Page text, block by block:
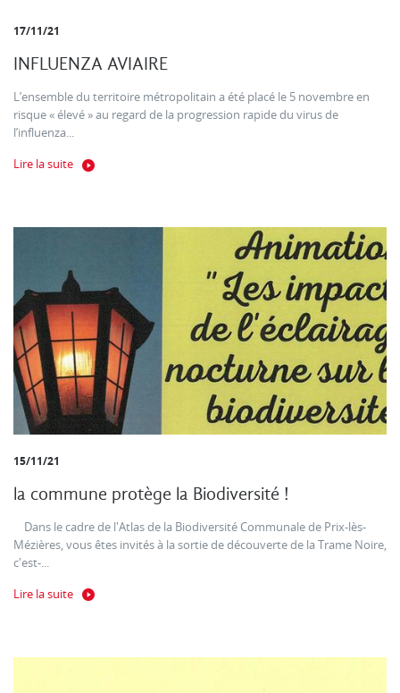
17/11/21
INFLUENZA AVIAIRE
L’ensemble du territoire métropolitain a été placé le 5 novembre en
risque « élevé » au regard de la progression rapide du virus de
l’influenza...
Lire la suite
15/11/21
la commune protège la Biodiversité !
Dans le cadre de l'Atlas de la Biodiversité Communale de Prix-lès-
Mézières, vous êtes invités à la sortie de découverte de la Trame Noire,
c'est-...
Lire la suite